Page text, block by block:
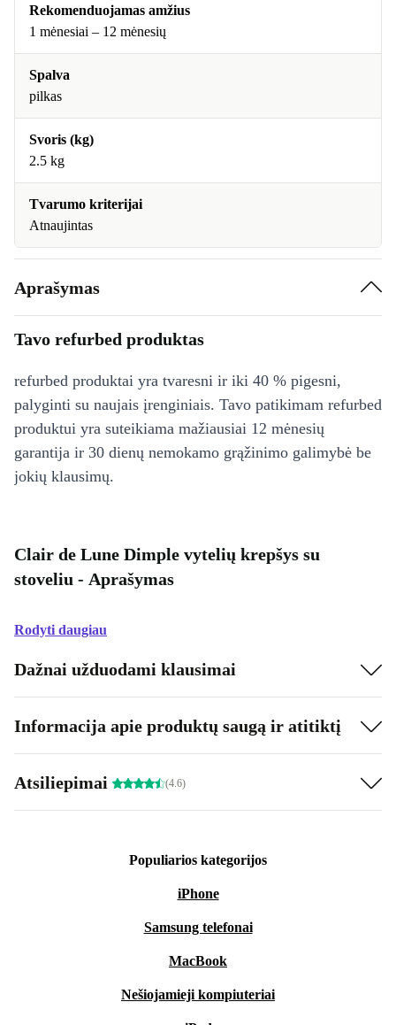
Rekomenduojamas amžius
1 mėnesiai – 12 mėnesių
Spalva
pilkas
Svoris (kg)
2.5 kg
Tvarumo kriterijai
Atnaujintas
Aprašymas
Tavo refurbed produktas
refurbed produktai yra tvaresni ir iki 40 % pigesni,
palyginti su naujais įrenginiais. Tavo patikimam refurbed
produktui yra suteikiama mažiausiai 12 mėnesių
garantija ir 30 dienų nemokamo grąžinimo galimybė be
jokių klausimų.
Clair de Lune Dimple vytelių krepšys su
stoveliu - Aprašymas
Rodyti daugiau
Dažnai užduodami klausimai
Informacija apie produktų saugą ir atitiktį
Atsiliepimai (4.6)
Populiarios kategorijos
iPhone
Samsung telefonai
MacBook
Nešiojamieji kompiuteriai